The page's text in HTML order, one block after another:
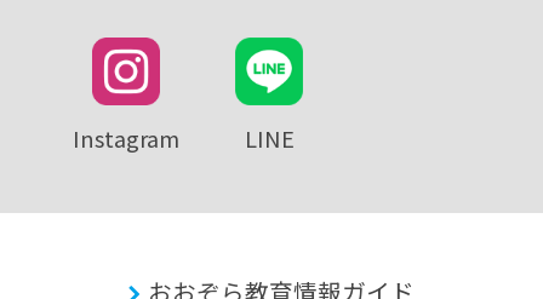
Instagram LINE
おおぞら教育情報ガイド